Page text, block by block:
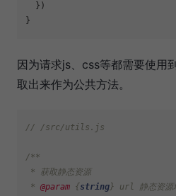
  })
因为请求js、css等都需要使用
取出来作为公共方法。
// /src/utils.js
/**
* 获取静态资源
* @param { string} url 静态资源